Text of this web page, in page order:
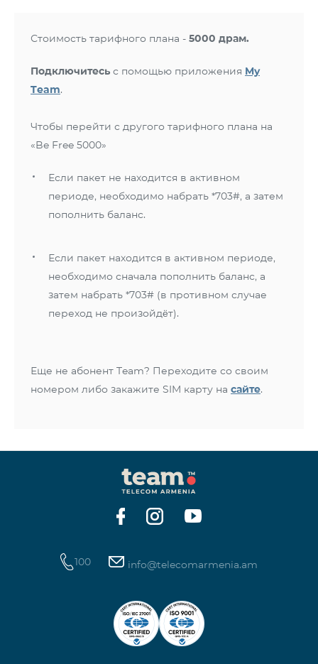
Стоимость тарифного плана - 5000 драм.
Подключитесь с помощью приложения My
Team.
Чтобы перейти с другого тарифного плана на
«Be Free 5000»
Если пакет не находится в активном
периоде, необходимо набрать *703#, а затем
пополнить баланс.
Если пакет находится в активном периоде,
необходимо сначала пополнить баланс, а
затем набрать *703# (в противном случае
переход не произойдёт).
Еще не абонент Team? Переходите со своим
номером либо закажите SIM карту на сайте.
100 info@telecomarmenia.am